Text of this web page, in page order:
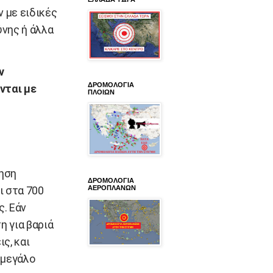
ειδικές
ή άλλα
με
στα 700
Εάν
για βαριά
και
ΔΡΟΜΟΛΟΓΙΑ
ΠΛΟΙΩΝ
ΔΡΟΜΟΛΟΓΙΑ
ΑΕΡΟΠΛΑΝΩΝ